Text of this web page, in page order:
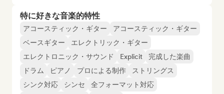
特に好きな音楽的特性
アコースティック・ギター
アコースティック・ギター
ベースギター
エレクトリック・ギター
エレクトロニック・サウンド
Explicit
完成した楽曲
ドラム
ピアノ プロによる制作
ストリングス
シンク対応
シンセ
全フォーマット対応